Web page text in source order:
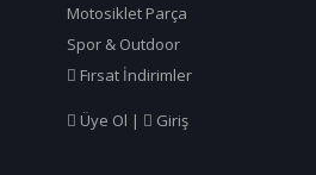
Motosiklet Parça
Spor & Outdoor
Fırsat İndirimler
Üye Ol | Giriş